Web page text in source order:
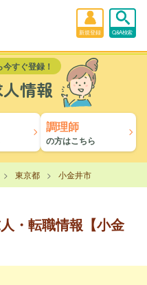
新規登録 Q&A検索
すぐ登録！
情報
調理師
の方はこちら
東京都 小金井市
・転職情報【小金